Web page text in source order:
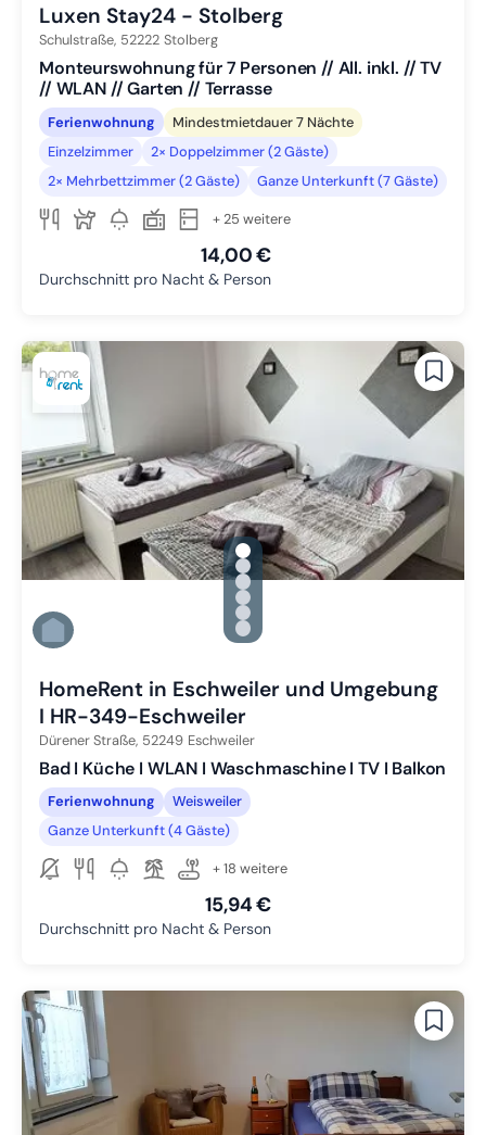
Luxen Stay24 - Stolberg
Schulstraße, 52222 Stolberg
Monteurswohnung für 7 Personen // All. inkl. // TV
// WLAN // Garten // Terrasse
Ferienwohnung
Mindestmietdauer 7 Nächte
Einzelzimmer
2× Doppelzimmer (2 Gäste)
2× Mehrbettzimmer (2 Gäste)
Ganze Unterkunft (7 Gäste)
+ 25 weitere
14,00 €
Durchschnitt pro Nacht & Person
gallery.slide_selector
Zu Slide 1 wechseln
Zu Slide 2 wechseln
Zu Slide 3 wechseln
Zu Slide 4 wechseln
Zu Slide 5 wechseln
Zu Slide 6 wechseln
HomeRent in Eschweiler und Umgebung
I HR-349-Eschweiler
Dürener Straße, 52249 Eschweiler
Bad I Küche I WLAN I Waschmaschine I TV I Balkon
Ferienwohnung
Weisweiler
Ganze Unterkunft (4 Gäste)
+ 18 weitere
15,94 €
Durchschnitt pro Nacht & Person